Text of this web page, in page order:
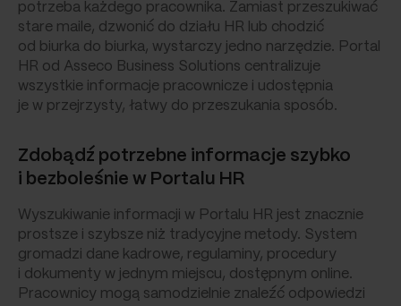
potrzeba każdego pracownika. Zamiast przeszukiwać
stare maile, dzwonić do działu HR lub chodzić
od biurka do biurka, wystarczy jedno narzędzie. Portal
HR od Asseco Business Solutions centralizuje
wszystkie informacje pracownicze i udostępnia
je w przejrzysty, łatwy do przeszukania sposób.
Zdobądź potrzebne informacje szybko
i bezboleśnie w Portalu HR
Wyszukiwanie informacji w Portalu HR jest znacznie
prostsze i szybsze niż tradycyjne metody. System
gromadzi dane kadrowe, regulaminy, procedury
i dokumenty w jednym miejscu, dostępnym online.
Pracownicy mogą samodzielnie znaleźć odpowiedzi